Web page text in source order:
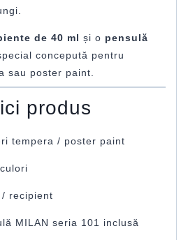
de 40 ml și o pensulă
concepută pentru
sau poster paint.
produs
tempera / poster paint
recipient
MILAN seria 101 inclusă